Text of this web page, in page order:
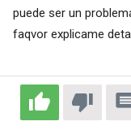
puede ser un
faqvor explicame